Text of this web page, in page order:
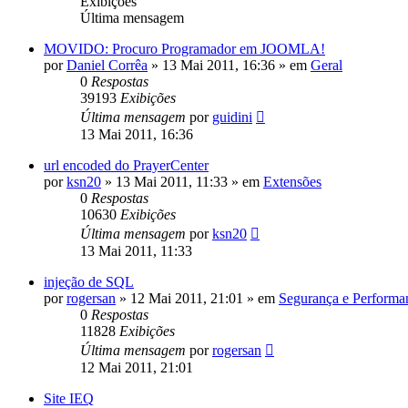
Última mensagem
MOVIDO: Procuro Programador em JOOMLA!
porDaniel Corrêa » 13 Mai 2011, 16:36 » em Geral
0 Respostas
39193 Exibições
Última mensagem por guidini
13 Mai 2011, 16:36
url encoded do PrayerCenter
porksn20 » 13 Mai 2011, 11:33 » em Extensões
0 Respostas
10630 Exibições
Última mensagem porksn20
13 Mai 2011, 11:33
injeção de SQL
porrogersan » 12 Mai 2011, 21:01 » em Segurança e
0 Respostas
11828 Exibições
Última mensagem porrogersan
12 Mai 2011, 21:01
Site IEQ